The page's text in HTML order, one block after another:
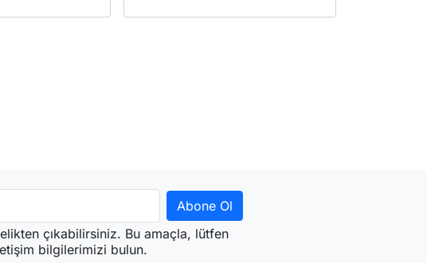
çıkabilirsiniz. Bu amaçla, lütfen
bilgilerimizi bulun.